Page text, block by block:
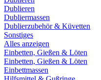
Dublieren
Dubliermassen
Dublierzubehör & Küvetten
Sonstiges
Alles anzeigen
Einbetten, Gießen & Löten
Einbetten, Gießen & Löten
Einbettmassen